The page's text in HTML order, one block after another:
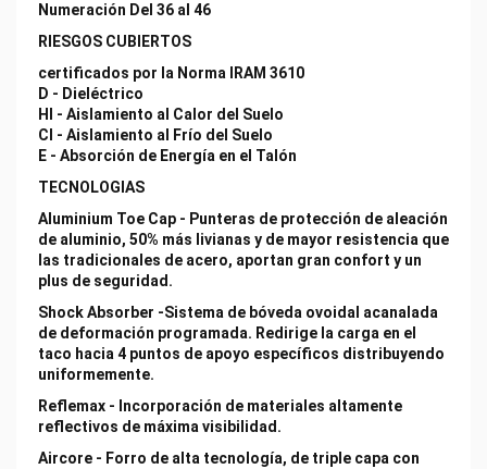
Numeración Del 36 al 46
RIESGOS CUBIERTOS
certificados por la Norma IRAM 3610
D - Dieléctrico
HI - Aislamiento al Calor del Suelo
CI - Aislamiento al Frío del Suelo
E - Absorción de Energía en el Talón
TECNOLOGIAS
Aluminium Toe Cap - Punteras de protección de aleación
de aluminio, 50% más livianas y de mayor resistencia que
las tradicionales de acero, aportan gran confort y un
plus de seguridad.
Shock Absorber -Sistema de bóveda ovoidal acanalada
de deformación programada. Redirige la carga en el
taco hacia 4 puntos de apoyo específicos distribuyendo
uniformemente.
Reflemax - Incorporación de materiales altamente
reflectivos de máxima visibilidad.
Aircore - Forro de alta tecnología, de triple capa con